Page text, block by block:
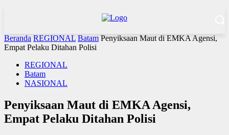
Beranda REGIONAL Batam Penyiksaan Maut di EMKA Agensi,
Empat Pelaku Ditahan Polisi
REGIONAL
Batam
NASIONAL
Penyiksaan Maut di EMKA Agensi,
Empat Pelaku Ditahan Polisi